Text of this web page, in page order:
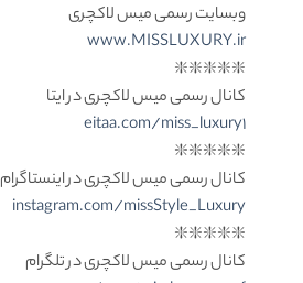
وبسایت رسمی میس لاکچری
www.MISSLUXURY.ir
❇️❇️❇️❇️❇️
کانال رسمی میس لاکچری در ایتا
eitaa.com/miss_luxury1
❇️❇️❇️❇️❇️
کانال رسمی میس لاکچری در اینستاگرام
instagram.com/missStyle_Luxury
❇️❇️❇️❇️❇️
کانال رسمی میس لاکچری در تلگرام